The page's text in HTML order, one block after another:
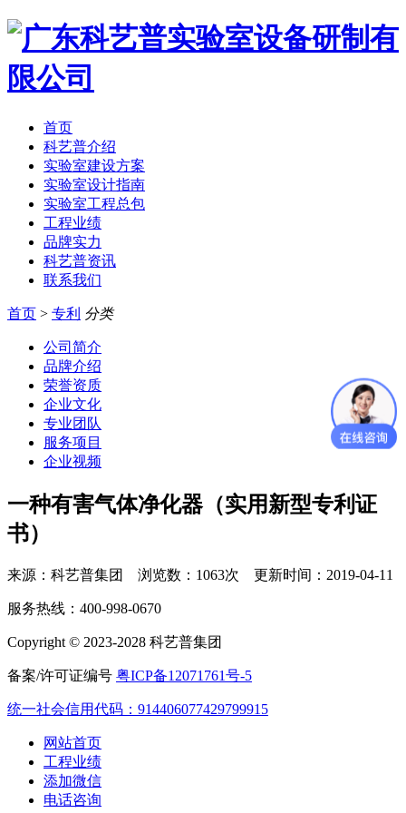
首页
科艺普介绍
实验室建设方案
实验室设计指南
实验室工程总包
工程业绩
品牌实力
科艺普资讯
联系我们
首页 > 专利 分类
公司简介
品牌介绍
荣誉资质
企业文化
专业团队
服务项目
企业视频
一种有害气体净化器（实用新型专利证
书）
来源：科艺普集团 浏览数：1063次 更新时间：2019-04-11
服务热线：400-998-0670
Copyright © 2023-2028 科艺普集团
备案/许可证编号 粤ICP备12071761号-5
统一社会信用代码：914406077429799915
网站首页
工程业绩
添加微信
电话咨询